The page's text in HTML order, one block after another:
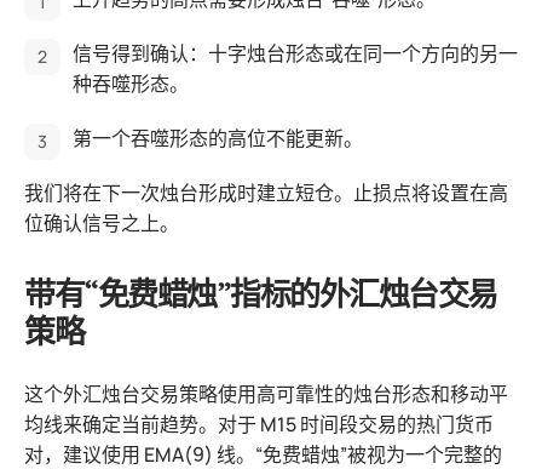
信号得到确认：十字烛台形态或在同一个方向的另一
种吞噬形态。
第一个吞噬形态的高位不能更新。
我们将在下一次烛台形成时建立短仓。止损点将设置在高
位确认信号之上。
带有“免费蜡烛”指标的外汇烛台交易
策略
这个外汇烛台交易策略使用高可靠性的烛台形态和移动平
均线来确定当前趋势。对于 M15 时间段交易的热门货币
对，建议使用 EMA(9) 线。“免费蜡烛”被视为一个完整的